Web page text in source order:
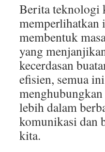
Berita teknologi
memperlihatkan
membentuk
yang
kecerdasan
efisien, semua
lebih dalam
komunikasi dan
kita.